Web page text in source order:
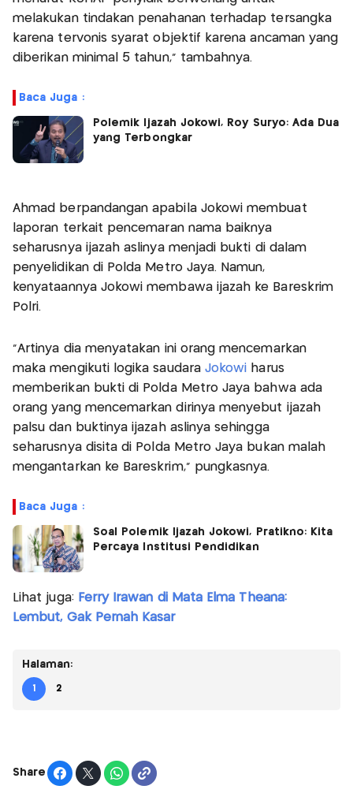
melakukan tindakan penahanan terhadap tersangka
karena tervonis syarat objektif karena ancaman yang
diberikan minimal 5 tahun," tambahnya.
Baca Juga :
Polemik Ijazah Jokowi, Roy Suryo: Ada Dua
yang Terbongkar
Ahmad berpandangan apabila Jokowi membuat
laporan terkait pencemaran nama baiknya
seharusnya ijazah aslinya menjadi bukti di dalam
penyelidikan di Polda Metro Jaya. Namun,
kenyataannya Jokowi membawa ijazah ke Bareskrim
Polri.
"Artinya dia menyatakan ini orang mencemarkan
maka mengikuti logika saudara Jokowi harus
memberikan bukti di Polda Metro Jaya bahwa ada
orang yang mencemarkan dirinya menyebut ijazah
palsu dan buktinya ijazah aslinya sehingga
seharusnya disita di Polda Metro Jaya bukan malah
mengantarkan ke Bareskrim," pungkasnya.
Baca Juga :
Soal Polemik Ijazah Jokowi, Pratikno: Kita
Percaya Institusi Pendidikan
Lihat juga: Ferry Irawan di Mata Elma Theana:
Lembut, Gak Pernah Kasar
Halaman:
1 2
Share